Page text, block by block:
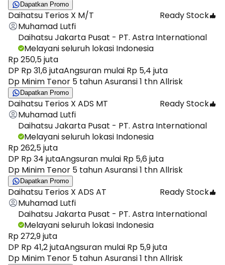
Dapatkan Promo
Daihatsu Terios X M/T
Ready Stock
Muhamad Lutfi
Daihatsu Jakarta Pusat - PT. Astra International
Melayani seluruh lokasi Indonesia
Rp 250,5 juta
DP Rp 31,6 jutaAngsuran mulai Rp 5,4 juta
Dp Minim Tenor 5 tahun Asuransi 1 thn Allrisk
Dapatkan Promo
Daihatsu Terios X ADS MT
Ready Stock
Muhamad Lutfi
Daihatsu Jakarta Pusat - PT. Astra International
Melayani seluruh lokasi Indonesia
Rp 262,5 juta
DP Rp 34 jutaAngsuran mulai Rp 5,6 juta
Dp Minim Tenor 5 tahun Asuransi 1 thn Allrisk
Dapatkan Promo
Daihatsu Terios X ADS AT
Ready Stock
Muhamad Lutfi
Daihatsu Jakarta Pusat - PT. Astra International
Melayani seluruh lokasi Indonesia
Rp 272,9 juta
DP Rp 41,2 jutaAngsuran mulai Rp 5,9 juta
Dp Minim Tenor 5 tahun Asuransi 1 thn Allrisk